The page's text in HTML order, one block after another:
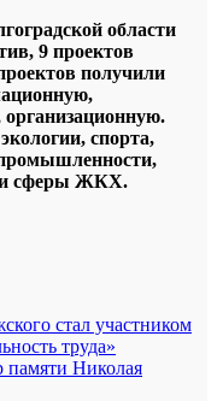
области
9 проектов
получили
спорта,
и сферы ЖКХ.
стал участником
труда»
памяти Николая